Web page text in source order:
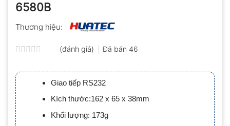
6580B
Thương hiệu:
xếp
hạng
0.0
5
sao
(đánh giá) Đã bán 46
Giao tiếp RS232
Kích thước:162 x 65 x 38mm
Khối lượng: 173g